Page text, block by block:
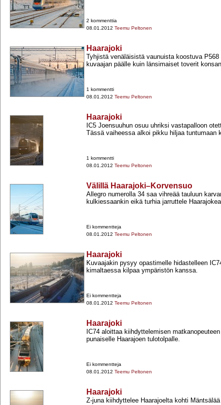
2 kommenttia
08.01.2012 Teemu Peltonen
Haarajoki
Tyhjistä venäläisistä vaunuista koostuva
kuvaajan päälle kuin länsimaiset toverit
1 kommentti
08.01.2012 Teemu Peltonen
Haarajoki
IC5 Joensuuhun osuu uhriksi vastapalloon
Tässä vaiheessa alkoi pikku hiljaa tuntumaan
1 kommentti
08.01.2012 Teemu Peltonen
Välillä Haarajoki–Korvensuo
Allegro numerolla 34 saa vihreää tauluun
kulkiessaankin eikä turhia jarruttele
Ei kommentteja
08.01.2012 Teemu Peltonen
Haarajoki
Kuvaajakin pysyy opastimelle hidastelleen
kimaltaessa kilpaa ympäristön kanssa.
Ei kommentteja
08.01.2012 Teemu Peltonen
Haarajoki
IC74 aloittaa kiihdyttelemisen
punaiselle Haarajoen tulotolpalle.
Ei kommentteja
08.01.2012 Teemu Peltonen
Haarajoki
Z-​juna kiihdyttelee Haarajoelta kohti Mäntsälää